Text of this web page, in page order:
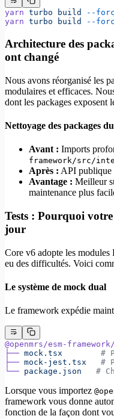
yarn turbo build
--
yarn turbo build --
Architecture des
ont changé
Nous avons réorganisé les
modulaires et efficaces.
dont les packages exposent
Nettoyage des packages
Avant : Imports
framework/src/
Après : API publique
Avantage : Meilleur
maintenance plus
Tests : Pourquoi
jour
Core v6 adopte les modules
eu des difficultés. Voici
Le système de mock dual
Le framework expédie
@openmrs/esm-framework/
├── mock.tsx
#
├── mock-jest.tsx
#
└── package.json
#
Lorsque vous importez
framework vous donne
fonction de la façon dont